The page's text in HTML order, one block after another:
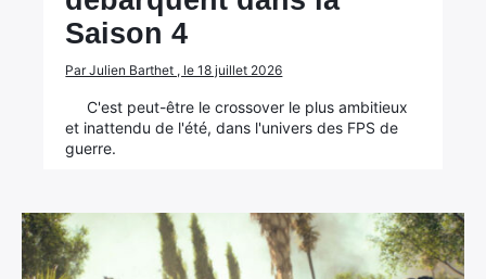
Saison 4
Par Julien Barthet , le 18 juillet 2026
C'est peut-être le crossover le plus ambitieux
et inattendu de l'été, dans l'univers des FPS de
guerre.